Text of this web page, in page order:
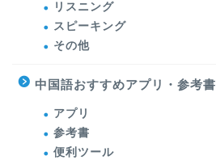
リスニング
スピーキング
その他
中国語おすすめアプリ・参考書
アプリ
参考書
便利ツール